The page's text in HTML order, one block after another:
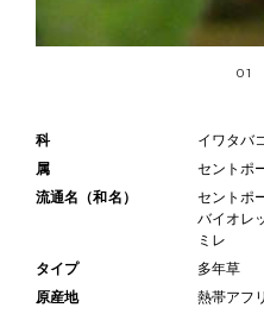
01
科
イワタバ
属
セントポ
流通名（和名）
セントポ
バイオレ
ミレ
タイプ
多年草
原産地
熱帯アフ